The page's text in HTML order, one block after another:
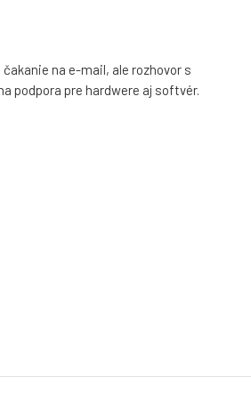
na e-mail, ale rozhovor s
podpora pre hardwere aj softvér.